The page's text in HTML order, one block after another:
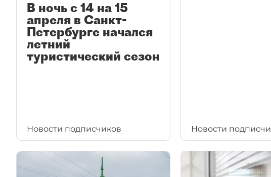
В ночь с 14 на 15
апреля в Санкт-
Петербурге начался
летний
туристический сезон
Новости подписчиков Новости